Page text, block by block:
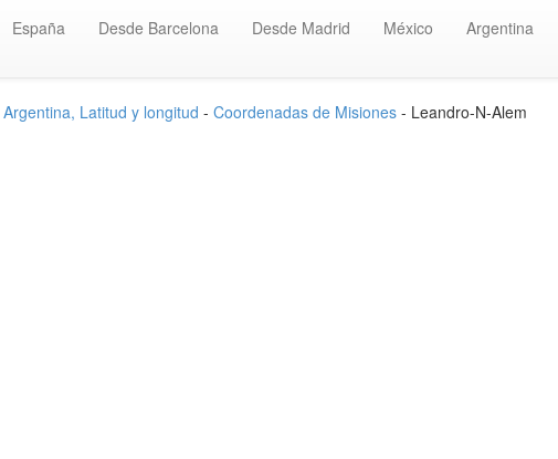
España Desde Barcelona Desde Madrid México Argentina
Latitud y longitud - Coordenadas de Misiones- Leandro-N-Alem